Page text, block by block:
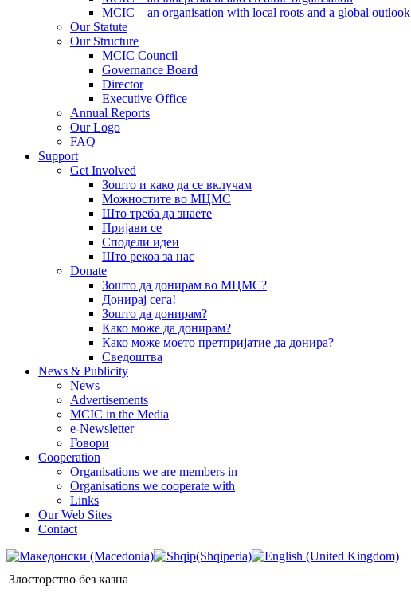
MCIC – an organisation with local roots and a global outlook
Our Statute
Our Structure
MCIC Council
Governance Board
Director
Executive Office
Annual Reports
Our Logo
FAQ
Support
Get Involved
Зошто и како да се вклучам
Можностите во МЦМС
Што треба да знаете
Пријави се
Сподели идеи
Што рекоа за нас
Donate
Зошто да донирам во МЦМС?
Донирај сега!
Зошто да донирам?
Како може да донирам?
Како може моето претпријатие да донира?
Сведоштва
News & Publicity
News
Advertisements
MCIC in the Media
e-Newsletter
Говори
Cooperation
Organisations we are members in
Organisations we cooperate with
Links
Our Web Sites
Contact
Злосторство без казна